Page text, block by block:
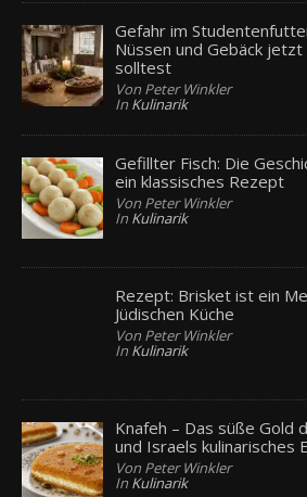
Gefahr im
Nüssen und Gebäck jetzt
solltest
Von Peter Winkler
In Kulinarik
Gefillter Fisch: Die
ein klassisches Rezept
Von Peter Winkler
In Kulinarik
Rezept: Brisket ist ein
Jüdischen Küche
Von Peter Winkler
In Kulinarik
Knafeh – Das süße Gold
und Israels kulinarisches
Von Peter Winkler
In Kulinarik